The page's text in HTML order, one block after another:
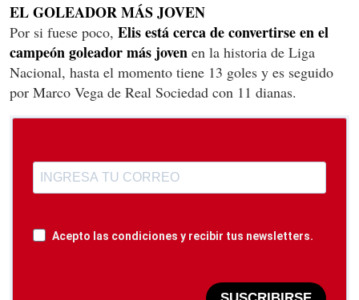
EL GOLEADOR MÁS JOVEN
Por si fuese poco, Elis está cerca de convertirse en el
campeón goleador más joven en la historia de Liga
Nacional, hasta el momento tiene 13 goles y es seguido
por Marco Vega de Real Sociedad con 11 dianas.
Acepto las condiciones y recibir tus newsletters.